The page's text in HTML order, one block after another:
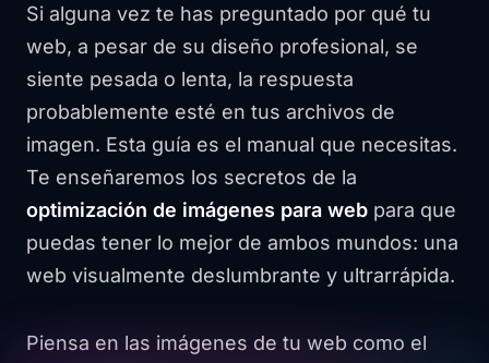
Si alguna vez te has preguntado por qué tu
web, a pesar de su diseño profesional, se
siente pesada o lenta, la respuesta
probablemente esté en tus archivos de
imagen. Esta guía es el manual que necesitas.
Te enseñaremos los secretos de la
optimización de imágenes para web para que
puedas tener lo mejor de ambos mundos: una
web visualmente deslumbrante y ultrarrápida.
Piensa en las imágenes de tu web como el